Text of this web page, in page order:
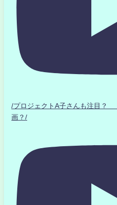
/プロジェクトA子さんも注目？
画？/